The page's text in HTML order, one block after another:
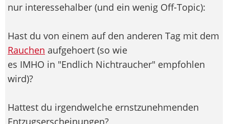
nur interessehalber (und ein wenig Off-Topic):
Hast du von einem auf den anderen Tag mit dem
Rauchen aufgehoert (so wie
es IMHO in "Endlich Nichtraucher" empfohlen
wird)?
Hattest du irgendwelche ernstzunehmenden
Entzugserscheinungen?